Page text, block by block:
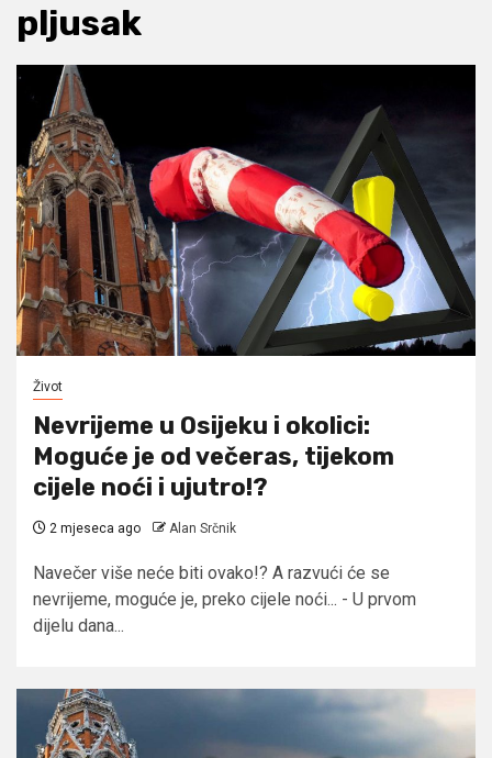
pljusak
Život
Nevrijeme u Osijeku i okolici:
Moguće je od večeras, tijekom
cijele noći i ujutro!?
2 mjeseca ago Alan Srčnik
Navečer više neće biti ovako!? A razvući će se
nevrijeme, moguće je, preko cijele noći... - U prvom
dijelu dana...